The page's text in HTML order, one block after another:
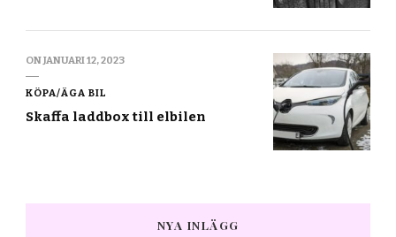
ONJANUARI 12, 2023
KÖPA/ÄGA BIL
Skaffa laddbox till elbilen
NYA INLÄGG